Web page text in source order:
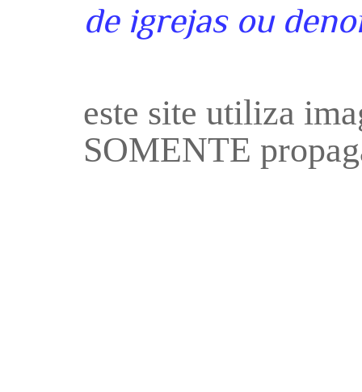
de igrejas ou
este site utiliza
SOMENTE